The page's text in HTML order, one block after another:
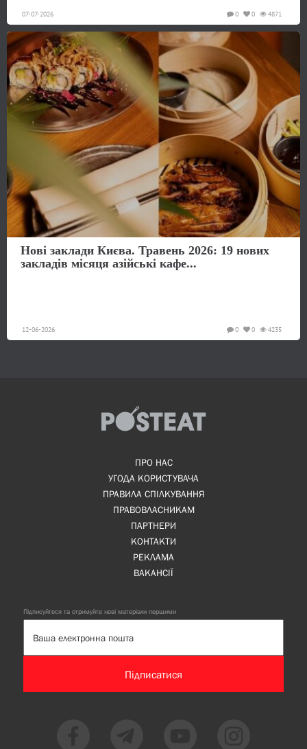
07-07-2026 4871
0
0
Нові заклади Києва. Травень 2026: 19 нових
закладів місяця азійські кафе...
12-06-2026 4235
0
0
ПРО НАС
УГОДА КОРИСТУВАЧА
ПРАВИЛА СПІЛКУВАННЯ
ПРАВОВЛАСНИКАМ
ПАРТНЕРИ
КОНТАКТИ
РЕКЛАМА
ВАКАНСІЇ
Підписуйтеся та отримуйте нові матеріали першими
Підписатися